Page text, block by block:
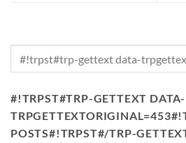
#!TRPST#TRP-GETTEXT DATA-
POSTS#!TRPST#/TRP-